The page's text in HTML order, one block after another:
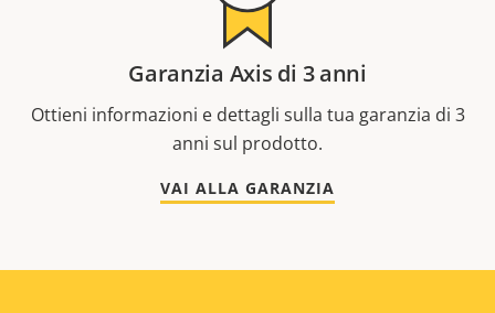
Garanzia Axis di 3 anni
Ottieni informazioni e dettagli sulla tua garanzia di 3
anni sul prodotto.
VAI ALLA GARANZIA